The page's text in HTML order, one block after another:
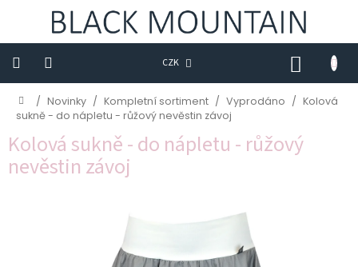
CZK
KOŠÍK
Novinky
M
Trička
Domů
/ Novinky / Kompletní sortiment / Vyprodáno / Kolová
sukně - do nápletu - růžový nevěstin závoj
Kolová sukně - do nápletu - růžový
nevěstin závoj